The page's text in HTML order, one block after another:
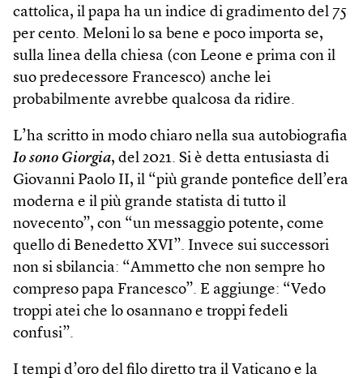
cattolica, il papa ha un indice di gradimento del 75
per cento. Meloni lo sa bene e poco importa se,
sulla linea della chiesa (con Leone e prima con il
suo predecessore Francesco) anche lei
probabilmente avrebbe qualcosa da ridire.
L’ha scritto in modo chiaro nella sua autobiografia
Io sono Giorgia, del 2021. Si è detta entusiasta di
Giovanni Paolo II, il “più grande pontefice dell’era
moderna e il più grande statista di tutto il
novecento”, con “un messaggio potente, come
quello di Benedetto XVI”. Invece sui successori
non si sbilancia: “Ammetto che non sempre ho
compreso papa Francesco”. E aggiunge: “Vedo
troppi atei che lo osannano e troppi fedeli
confusi”.
I tempi d’oro del filo diretto tra il Vaticano e la